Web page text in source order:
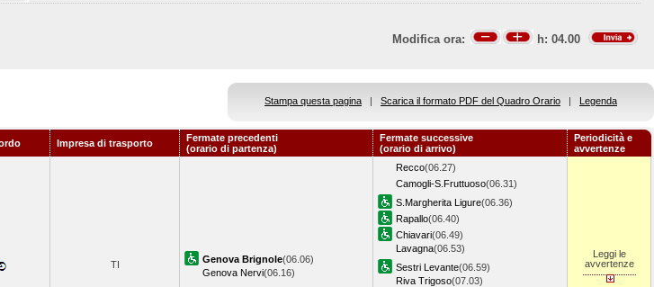
Modifica ora: h: 04.00
Stampa questa pagina | Scarica il formato PDF del Quadro Orario | Legenda
Impresa di trasporto
Fermate precedenti
(orario di partenza)
Fermate successive
(orario di arrivo)
Periodicità e
avvertenze
TI Genova Brignole(06.06)
Genova Nervi(06.16)
Recco(06.27)
Camogli-S.Fruttuoso(06.31)
S.Margherita Ligure(06.36)
Rapallo(06.40)
Chiavari(06.49)
Lavagna(06.53)
Sestri Levante(06.59)
Riva Trigoso(07.03)
Leggi le
avvertenze